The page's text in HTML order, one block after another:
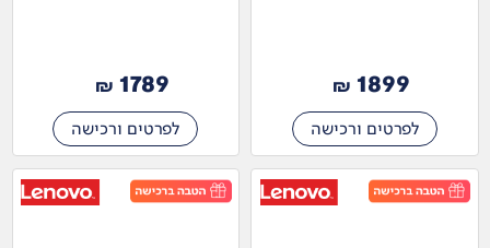
1899
₪
לפרטים ורכישה
1789
₪
לפרטים ורכישה